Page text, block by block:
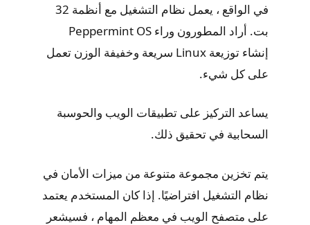
في الواقع ، يعمل نظام التشغيل مع أنظمة 32
بت. أراد المطورون وراء Peppermint OS
إنشاء توزيعة Linux سريعة وخفيفة الوزن تعمل
على كل شيء.
يساعد التركيز على تطبيقات الويب والحوسبة
السحابية في تحقيق ذلك.
يتم تخزين مجموعة متنوعة من ميزات الأمان في
نظام التشغيل افتراضيًا. إذا كان المستخدم يعتمد
على متصفح الويب في معظم المهام ، فسيشعر